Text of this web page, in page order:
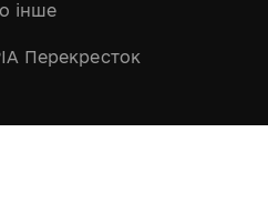
інше
Перекресток